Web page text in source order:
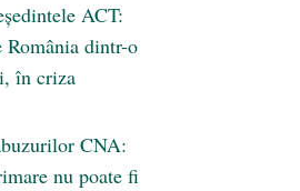
ACT:
România dintr-o
în criza
CNA:
nu poate fi